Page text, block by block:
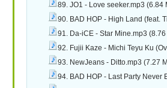
89. JO1 - Love seeker.mp3 (6.84
90. BAD HOP - High Land (feat.
91. Da-iCE - Star Mine.mp3
92. Fujii Kaze - Michi Teyu Ku
93. NewJeans - Ditto.mp3 (7.27
94. BAD HOP - Last Party Never